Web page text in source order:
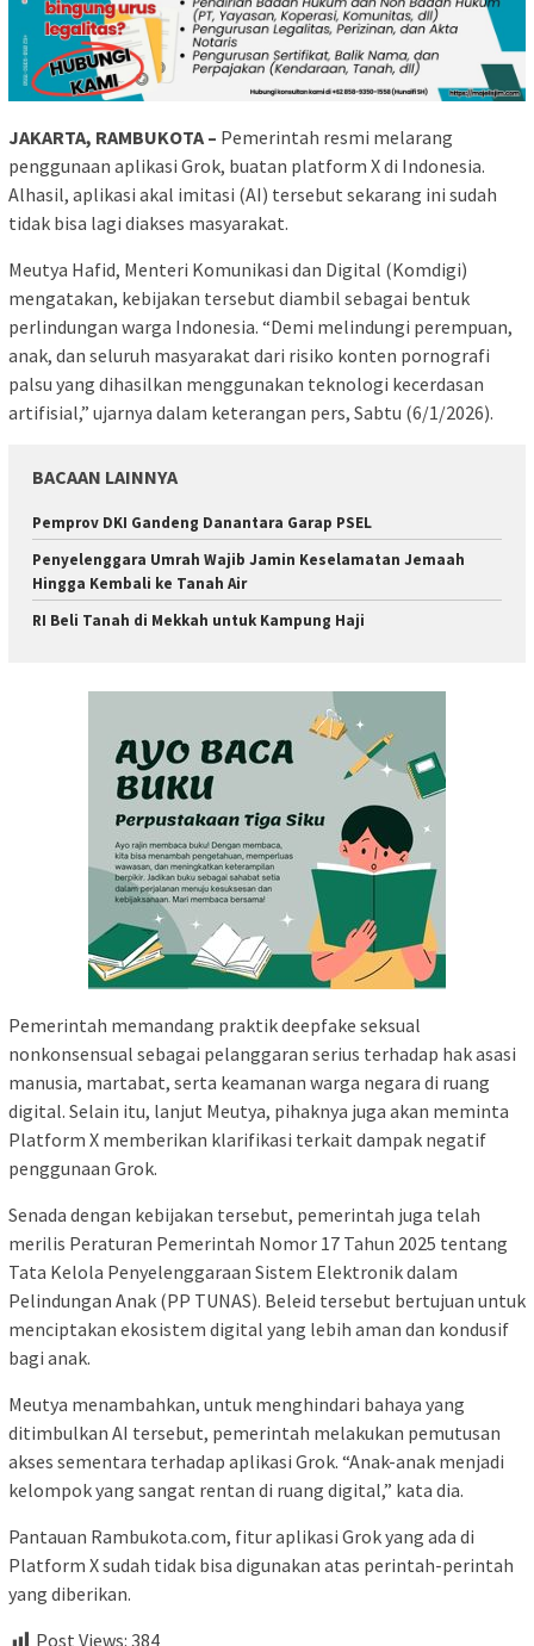
JAKARTA, RAMBUKOTA – Pemerintah resmi melarang
penggunaan aplikasi Grok, buatan platform X di Indonesia.
Alhasil, aplikasi akal imitasi (AI) tersebut sekarang ini sudah
tidak bisa lagi diakses masyarakat.
Meutya Hafid, Menteri Komunikasi dan Digital (Komdigi)
mengatakan, kebijakan tersebut diambil sebagai bentuk
perlindungan warga Indonesia. “Demi melindungi perempuan,
anak, dan seluruh masyarakat dari risiko konten pornografi
palsu yang dihasilkan menggunakan teknologi kecerdasan
artifisial,” ujarnya dalam keterangan pers, Sabtu (6/1/2026).
BACAAN LAINNYA
Pemprov DKI Gandeng Danantara Garap PSEL
Penyelenggara Umrah Wajib Jamin Keselamatan Jemaah
Hingga Kembali ke Tanah Air
RI Beli Tanah di Mekkah untuk Kampung Haji
Pemerintah memandang praktik deepfake seksual
nonkonsensual sebagai pelanggaran serius terhadap hak asasi
manusia, martabat, serta keamanan warga negara di ruang
digital. Selain itu, lanjut Meutya, pihaknya juga akan meminta
Platform X memberikan klarifikasi terkait dampak negatif
penggunaan Grok.
Senada dengan kebijakan tersebut, pemerintah juga telah
merilis Peraturan Pemerintah Nomor 17 Tahun 2025 tentang
Tata Kelola Penyelenggaraan Sistem Elektronik dalam
Pelindungan Anak (PP TUNAS). Beleid tersebut bertujuan untuk
menciptakan ekosistem digital yang lebih aman dan kondusif
bagi anak.
Meutya menambahkan, untuk menghindari bahaya yang
ditimbulkan AI tersebut, pemerintah melakukan pemutusan
akses sementara terhadap aplikasi Grok. “Anak-anak menjadi
kelompok yang sangat rentan di ruang digital,” kata dia.
Pantauan Rambukota.com, fitur aplikasi Grok yang ada di
Platform X sudah tidak bisa digunakan atas perintah-perintah
yang diberikan.
Post Views: 384